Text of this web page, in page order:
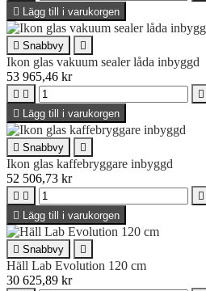
 Lägg till i varukorgen
 Snabbvy 
Ikon glas vakuum sealer låda inbyggd
53 965,46 kr
  
 Lägg till i varukorgen
 Snabbvy 
Ikon glas kaffebryggare inbyggd
52 506,73 kr
  
 Lägg till i varukorgen
 Snabbvy 
Häll Lab Evolution 120 cm
30 625,89 kr